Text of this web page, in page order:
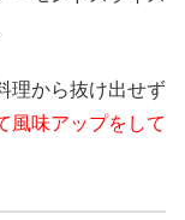
理から抜け出せず
風味アップをして